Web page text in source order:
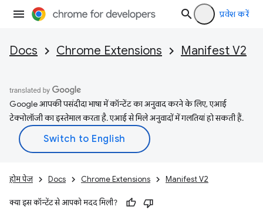
प्रवेश करें
Docs Chrome Extensions Manifest V2
Google आपकी पसंदीदा भाषा में कॉन्टेंट का अनुवाद करने के लिए, एआई
टेक्नोलॉजी का इस्तेमाल करता है. एआई से मिले अनुवादों में गलतियां हो सकती हैं.
होम पेज Docs Chrome Extensions Manifest V2
क्या इस कॉन्टेंट से आपको मदद मिली?